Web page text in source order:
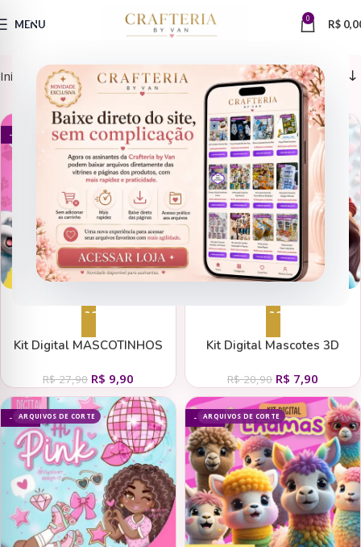
MENU 0 R$
Início Produtos marcados com a tag “MASCOTES”
- 65%
Adicionar ao carrinho
Kit Digital MASCOTINHOS
R$27,90 R$ 9,90
ARQUIVOS DE CORTE
- 62%
Adicionar ao carrinho
Kit Digital Mascotes 3D
R$20,90 R$ 7,90
ARQUIVOS DE CORTE
- 74% ARQUIVOS DE CORTE
- 81%